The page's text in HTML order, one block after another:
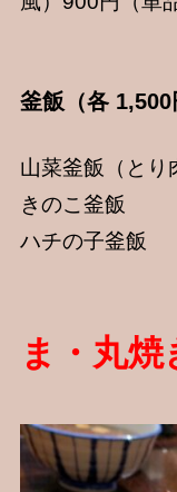
釜飯（各 1,500
山菜釜飯（とり
きのこ釜飯
ハチの子釜飯
ま・丸焼